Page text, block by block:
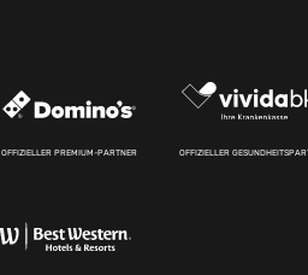
OFFIZIELLER PREMIUM-PARTNER OFFIZIELLER